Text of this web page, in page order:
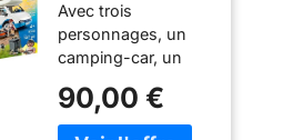
Family Fun -
Vacances
Loisirs - Taille
Unique
Avec trois
personnages, un
camping-car, un
chien et des
accessoires (vélos,
90,00 €